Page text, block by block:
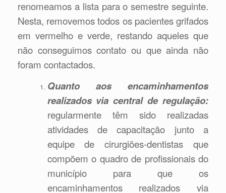
renomeamos a lista para o semestre seguinte.
Nesta, removemos todos os pacientes grifados
em vermelho e verde, restando aqueles que
não conseguimos contato ou que ainda não
foram contactados.
Quanto aos encaminhamentos
realizados via central de regulação:
regularmente têm sido realizadas
atividades de capacitação junto a
equipe de cirurgiões-dentistas que
compõem o quadro de profissionais do
município para que os
encaminhamentos realizados via